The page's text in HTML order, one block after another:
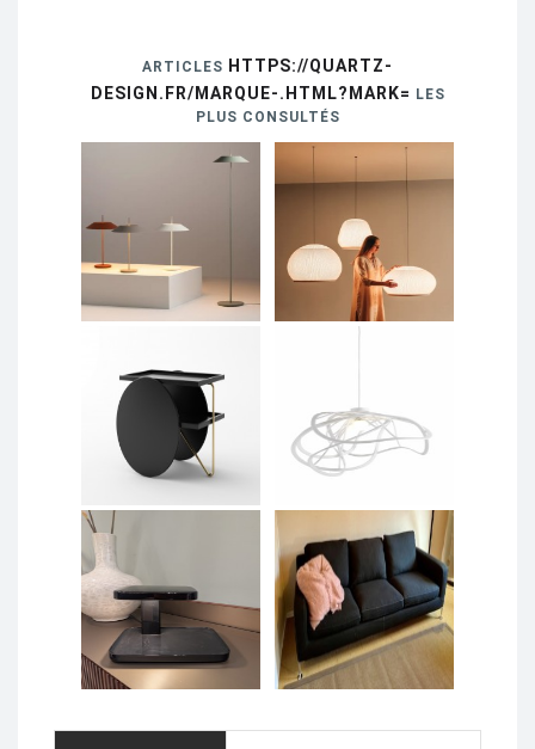
ARTICLES HTTPS://QUARTZ-
DESIGN.FR/MARQUE-.HTML?MARK= LES
PLUS CONSULTÉS